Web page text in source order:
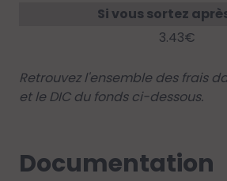
Si vous sortez
3.43€
Retrouvez l'ensemble des frais
et le DIC du fonds ci-dessous.
Documentation